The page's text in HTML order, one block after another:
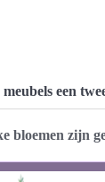
een
bloemen zijn